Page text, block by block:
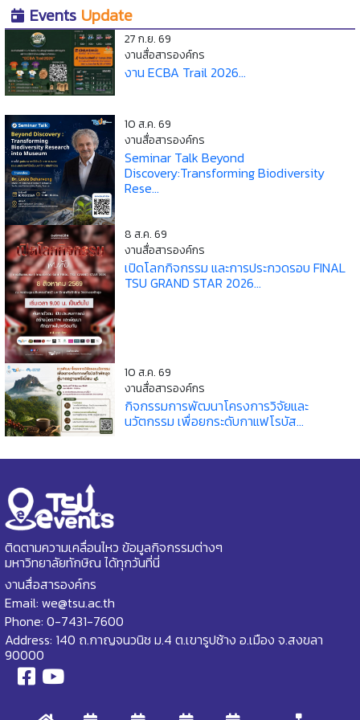
Events Update
27 ก.ย. 69
งานสื่อสารองค์กร
งาน ECBA Trail 2026...
10 ส.ค. 69
งานสื่อสารองค์กร
Seminar Talk Beyond
Discovery:Transforming Biodiversity
Rese...
8 ส.ค. 69
งานสื่อสารองค์กร
เปิดโลกกิจกรรม และการประกวดรอบ FINAL
TSU GRAND STAR 2026...
10 ส.ค. 69
งานสื่อสารองค์กร
กิจกรรมการพัฒนาโครงการวิจัยและ
นวัตกรรม เพื่อยกระดับกาแฟโรบัส...
ติดตามความเคลื่อนไหว ข้อมูลกิจกรรมต่างๆ
มหาวิทยาลัยทักษิณ ได้ทุกวันที่นี่
งานสื่อสารองค์กร
Email: we@tsu.ac.th
Phone: 0-7431-7600
Address: 140 ถ.กาญจนวนิช ม.4 ต.เขารูปช้าง อ.เมือง จ.สงขลา
90000